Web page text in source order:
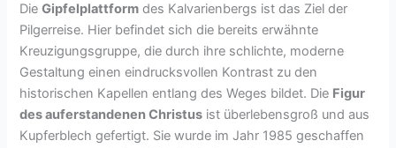
DieGipfelplattform des Kalvarienbergs ist das Ziel der
Pilgerreise. Hier befindet sich die bereits erwähnte
Kreuzigungsgruppe, die durch ihre schlichte, moderne
Gestaltung einen eindrucksvollen Kontrast zu den
historischen Kapellen entlang des Weges bildet. Die Figur
des auferstandenen Christus ist überlebensgroß und aus
Kupferblech gefertigt. Sie wurde im Jahr 1985 geschaffen